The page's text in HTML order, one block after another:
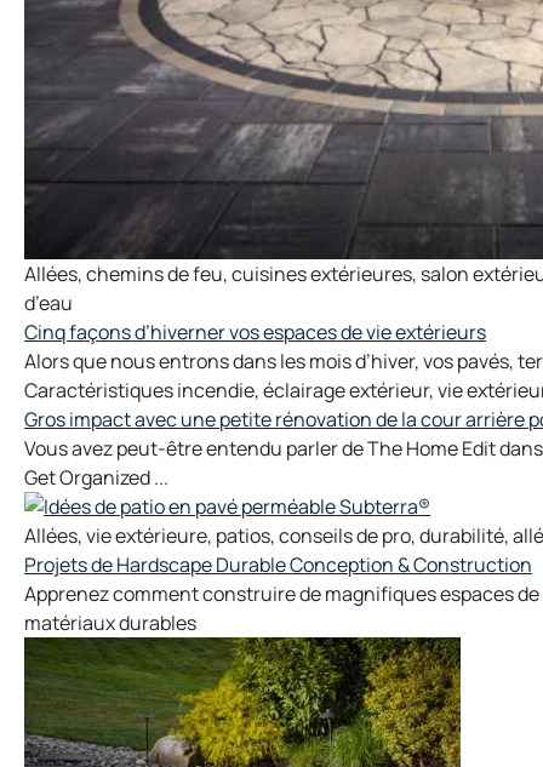
Allées,chemins de feu,cuisines extérieures, salon
d’eau
Cinq façons d’hiverner vos espaces de vie extérieurs
Alors que nous entrons dans les mois d’hiver, vos pavés,
Caractéristiques incendie,éclairage extérieur,vie
Gros impact avec une petite rénovation de la cour arrière
Vous avez peut-être entendu parler de The Home Edit
Get Organized ...
Allées,vie extérieure, patios,conseils de pro,durabilité,
Projets de Hardscape Durable Conception & Construction
Apprenez comment construire de magnifiques espaces
matériaux durables